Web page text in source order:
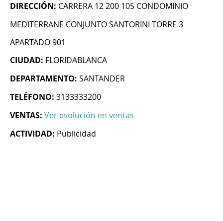
DIRECCIÓN: CARRERA 12 200 105 CONDOMINIO
MEDITERRANE CONJUNTO SANTORINI TORRE 3
APARTADO 901
CIUDAD: FLORIDABLANCA
DEPARTAMENTO: SANTANDER
TELÉFONO: 3133333200
VENTAS: Ver evolución en ventas
ACTIVIDAD: Publicidad